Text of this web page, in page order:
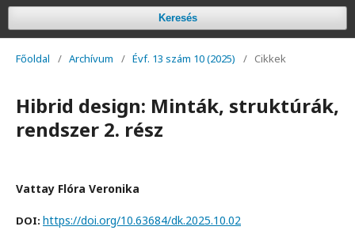
Keresés
Főoldal / Archívum / Évf. 13 szám 10 (2025) / Cikkek
Hibrid design: Minták, struktúrák,
rendszer 2. rész
Vattay Flóra Veronika
DOI: https://doi.org/10.63684/dk.2025.10.02